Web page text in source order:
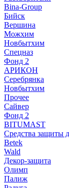
Bina-Group
Бийск
Вершина
Можхим
Новбытхим
Спецназ
Фонд 2
АРИКОН
Серебрянка
Новбытхим
Прочее
Сайвер
Фонд 2
BITUMAST
Средства защиты
Betek
Wald
Декор-защита
Олимп
Палиж